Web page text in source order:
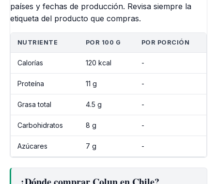
países y fechas de producción. Revisa siempre la
etiqueta del producto que compras.
NUTRIENTE POR 100 G POR PORCIÓN
Calorías 120 kcal -
Proteína 11 g -
Grasa total 4.5 g -
Carbohidratos 8 g -
Azúcares 7 g -